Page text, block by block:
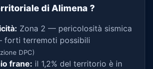
di Alimena ?
Zona 2 — pericolosità sismica
forti terremoti possibili
DPC)
frane: il 1,2% del territorio è in